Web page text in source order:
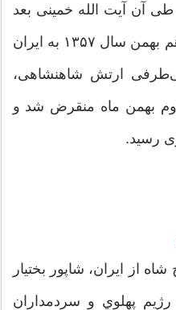
که طی آن آیت الله خمینی بعد
از تبعید پانزده ساله در دوازدهم بهمن سال ۱۳۵۷ به ایران
ارتش شاهنشاهی،
بهمن ماه منقرض شد و
رسید.
از ايران، شاپور بختيار
رژيم پهلوي و سردمداران